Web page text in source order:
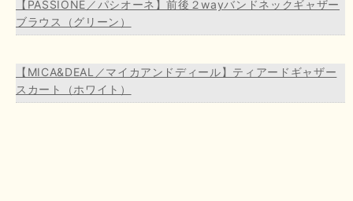
【PASSIONE／パシオーネ】前後２wayバンドネックギャザー
ブラウス（グリーン）
【MICA&DEAL／マイカアンドディール】ティアードギャザー
スカート（ホワイト）